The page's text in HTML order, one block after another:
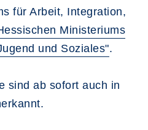
für Arbeit, Integration,
Ministeriums
und Soziales".
sind ab sofort auch in